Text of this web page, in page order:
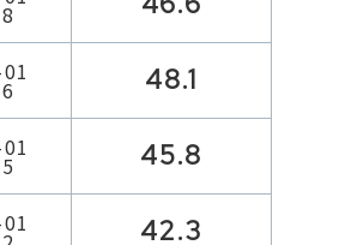
48.1
45.8
42.3